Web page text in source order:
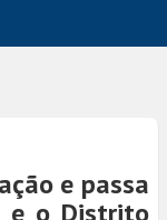
e passa
e o Distrito